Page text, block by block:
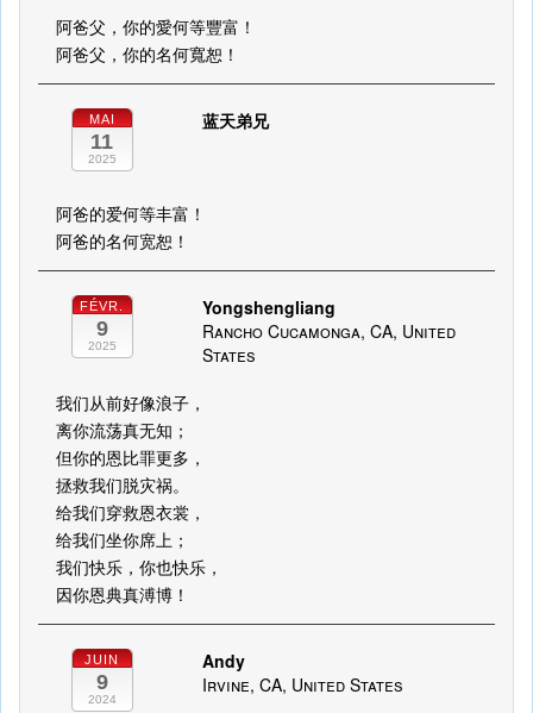
阿爸父，你的愛何等豐富！
阿爸父，你的名何寬恕！
MAI
11
2025
蓝天弟兄
阿爸的爱何等丰富！
阿爸的名何宽恕！
FÉVR.
9
2025
Yongshengliang
Rancho Cucamonga, CA, United
States
我们从前好像浪子，
离你流荡真无知；
但你的恩比罪更多，
拯救我们脱灾祸。
给我们穿救恩衣裳，
给我们坐你席上；
我们快乐，你也快乐，
因你恩典真溥博！
JUIN
9
2024
Andy
Irvine, CA, United States